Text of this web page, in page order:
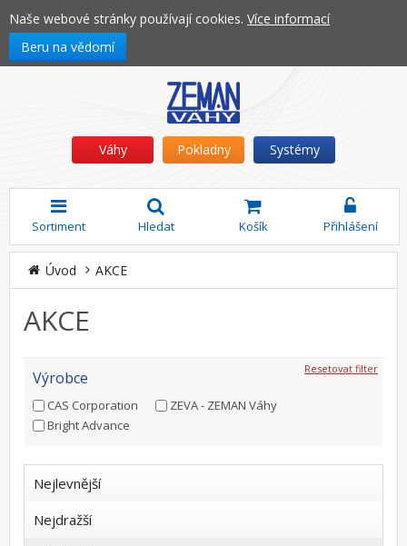
Naše webové stránky používají cookies. Více informací
Beru na vědomí
Váhy Pokladny Systémy
Sortiment Hledat Košík Přihlášení
Úvod AKCE
AKCE
Resetovat filter
Výrobce
CAS Corporation
ZEVA - ZEMAN Váhy
Bright Advance
Nejlevnější
Nejdražší